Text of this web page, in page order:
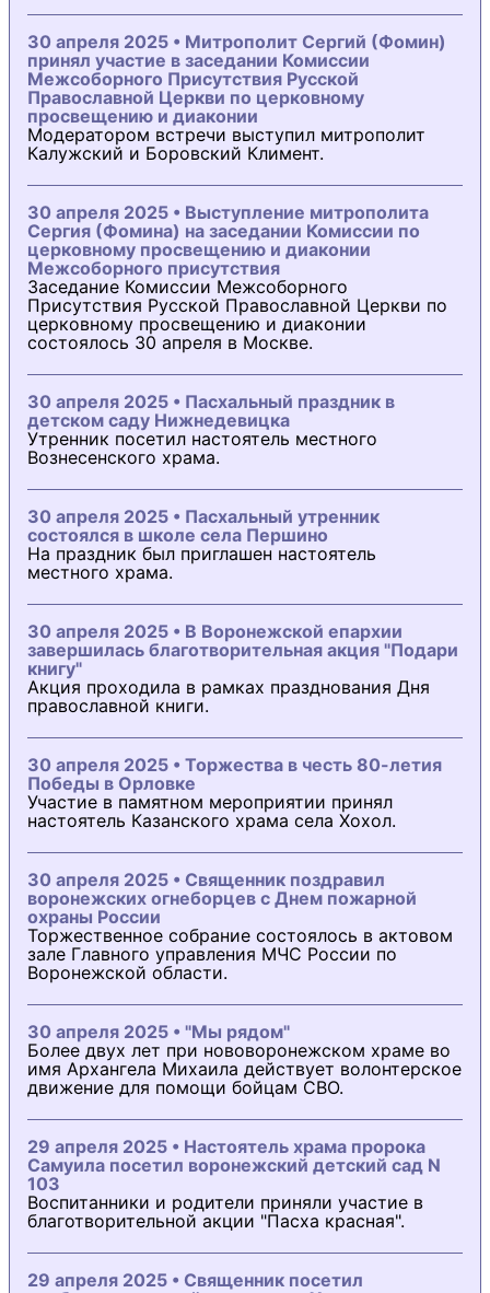
30 апреля 2025 • Митрополит Сергий (Фомин)
принял участие в заседании Комиссии
Межсоборного Присутствия Русской
Православной Церкви по церковному
просвещению и диаконии
Модератором встречи выступил митрополит
Калужский и Боровский Климент.
30 апреля 2025 • Выступление митрополита
Сергия (Фомина) на заседании Комиссии по
церковному просвещению и диаконии
Межсоборного присутствия
Заседание Комиссии Межсоборного
Присутствия Русской Православной Церкви по
церковному просвещению и диаконии
состоялось 30 апреля в Москве.
30 апреля 2025 • Пасхальный праздник в
детском саду Нижнедевицка
Утренник посетил настоятель местного
Вознесенского храма.
30 апреля 2025 • Пасхальный утренник
состоялся в школе села Першино
На праздник был приглашен настоятель
местного храма.
30 апреля 2025 • В Воронежской епархии
завершилась благотворительная акция "Подари
книгу"
Акция проходила в рамках празднования Дня
православной книги.
30 апреля 2025 • Торжества в честь 80-летия
Победы в Орловке
Участие в памятном мероприятии принял
настоятель Казанского храма села Хохол.
30 апреля 2025 • Священник поздравил
воронежских огнеборцев с Днем пожарной
охраны России
Торжественное собрание состоялось в актовом
зале Главного управления МЧС России по
Воронежской области.
30 апреля 2025 • "Мы рядом"
Более двух лет при нововоронежском храме во
имя Архангела Михаила действует волонтерское
движение для помощи бойцам СВО.
29 апреля 2025 • Настоятель храма пророка
Самуила посетил воронежский детский сад N
103
Воспитанники и родители приняли участие в
благотворительной акции "Пасха красная".
29 апреля 2025 • Священник посетил